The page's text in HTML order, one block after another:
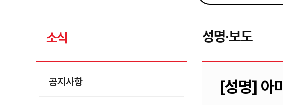
소식
공지사항
성명·보도
[성명] 아
Sketchbook5, 스케치북5